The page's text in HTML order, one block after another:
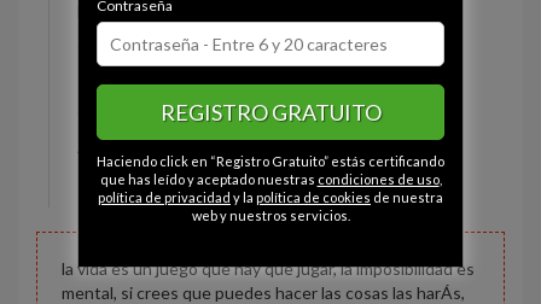
Estado civil:
Ojos: Marrón
Constitución: Normal
Altura: 170 cm
Peso: 75 kg
la vida es un juego que hay que jugar, la imposibilidad es
mental, si crees que puedes hacer las cosas las harÁs,
Contraseña
REGISTRO GRATUITO
Haciendo click en “Registro Gratuito” estás certificando
que has leído y aceptado nuestras condiciones de uso,
política de privacidad y la política de cookies de nuestra
web y nuestros servicios.